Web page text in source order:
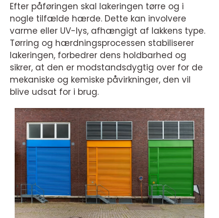
Efter påføringen skal lakeringen tørre og i
nogle tilfælde hærde. Dette kan involvere
varme eller UV-lys, afhængigt af lakkens type.
Tørring og hærdningsprocessen stabiliserer
lakeringen, forbedrer dens holdbarhed og
sikrer, at den er modstandsdygtig over for de
mekaniske og kemiske påvirkninger, den vil
blive udsat for i brug.